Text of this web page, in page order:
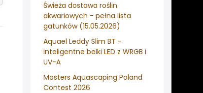
Świeża dostawa roślin
akwariowych - pełna lista
gatunków (15.05.2026)
Aquael Leddy Slim BT -
inteligentne belki LED z WRGB i
UV-A
Masters Aquascaping Poland
Contest 2026